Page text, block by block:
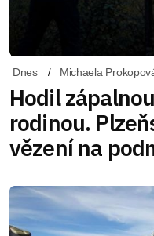
Dnes Michaela
Hodil
rodinou.
vězení na